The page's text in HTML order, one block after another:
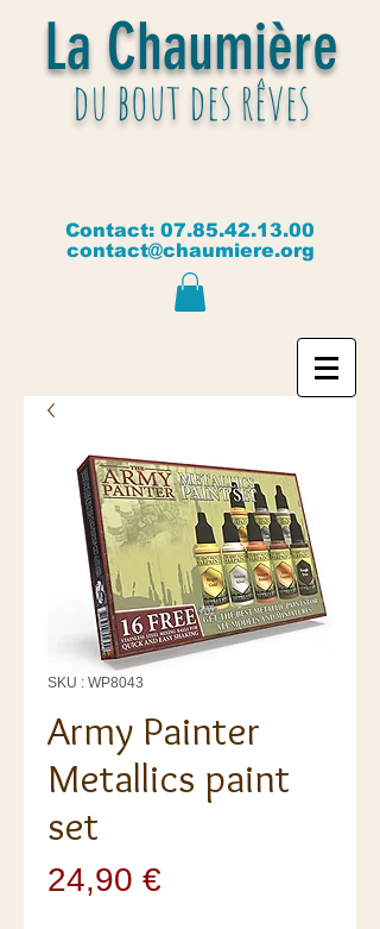
La Chaumière
du bout des rêves
Contact: 07.85.42.13.00
contact@chaumiere.org
SKU : WP8043
Army Painter
Metallics paint
set
24,90 €